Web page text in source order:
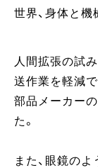
世界、身体と機
人間拡張の試
送作業を軽減
部品メーカー
た。
また、眼鏡の